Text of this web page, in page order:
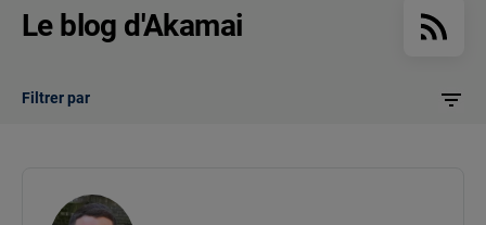
Le blog d'Akamai
Filtrer par